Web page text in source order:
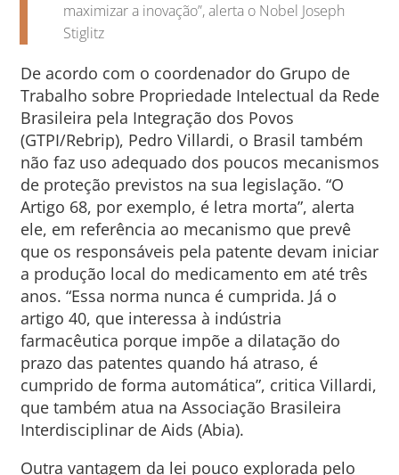
maximizar a inovação”, alerta o Nobel Joseph
Stiglitz
De acordo com o coordenador do Grupo de
Trabalho sobre Propriedade Intelectual da Rede
Brasileira pela Integração dos Povos
(GTPI/Rebrip), Pedro Villardi, o Brasil também
não faz uso adequado dos poucos mecanismos
de proteção previstos na sua legislação. “O
Artigo 68, por exemplo, é letra morta”, alerta
ele, em referência ao mecanismo que prevê
que os responsáveis pela patente devam iniciar
a produção local do medicamento em até três
anos. “Essa norma nunca é cumprida. Já o
artigo 40, que interessa à indústria
farmacêutica porque impõe a dilatação do
prazo das patentes quando há atraso, é
cumprido de forma automática”, critica Villardi,
que também atua na Associação Brasileira
Interdisciplinar de Aids (Abia).
Outra vantagem da lei pouco explorada pelo